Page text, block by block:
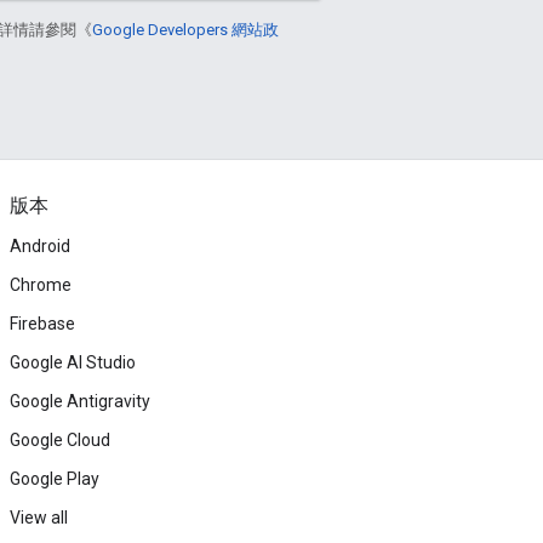
情請參閱《Google Developers 網站政
版本
Android
Chrome
Firebase
Google AI Studio
Google Antigravity
Google Cloud
Google Play
View all